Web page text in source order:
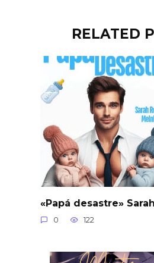
RELATED
«Papá desastre»
0 122